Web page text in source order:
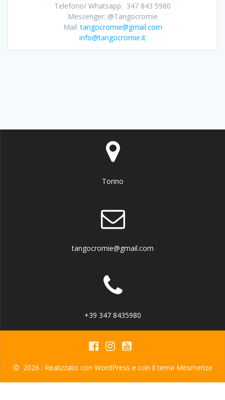
Telefono/ Whatsapp: 347 843 5980
Messenger: @Tangocromie
Mail:tangocromie@gmail.com
info@tangocromie.it
Torino
tangocromie@gmail.com
+39 347 8435980
© 2026 . Realizzato con WordPress e con il tema Mesmerize